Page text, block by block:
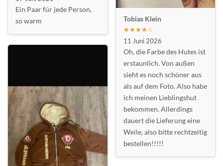
Ein Paar für jede Person,
so warm
Tobias Klein
★★★★☆
11 Juni 2026
Oh, die Farbe des Hutes ist
erstaunlich. Von außen
sieht es noch schöner aus
als auf dem Foto. Also habe
ich meinen Lieblingshut
bekommen. Allerdings
dauert die Lieferung eine
Weile, also bitte rechtzeitig
bestellen!!!!!